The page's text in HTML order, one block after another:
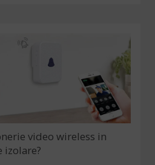
video wireless in
izolare?